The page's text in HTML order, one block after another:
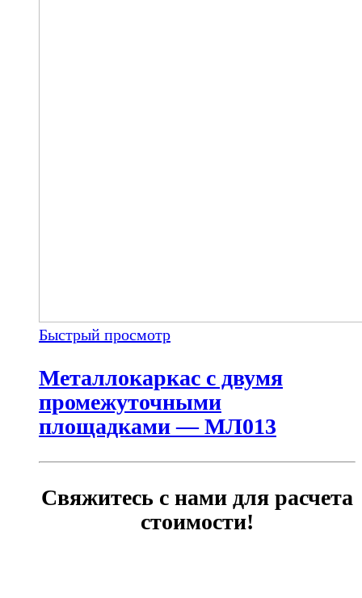
Быстрый просмотр
Металлокаркас с двумя
промежуточными
площадками — МЛ013
Свяжитесь с нами для расчета
стоимости!